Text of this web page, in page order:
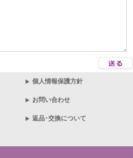
個人情報保護方針
お問い合わせ
返品･交換について